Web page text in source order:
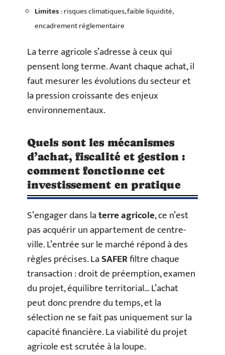
Limites: risques climatiques, faible liquidité,
encadrement réglementaire
La terre agricole s’adresse à ceux qui
pensent long terme. Avant chaque achat, il
faut mesurer les évolutions du secteur et
la pression croissante des enjeux
environnementaux.
Quels sont les mécanismes
d’achat, fiscalité et gestion :
comment fonctionne cet
investissement en pratique
S’engager dans laterre agricole, ce n’est
pas acquérir un appartement de centre-
ville. L’entrée sur le marché répond à des
règles précises. LaSAFERfiltre chaque
transaction : droit de préemption, examen
du projet, équilibre territorial… L’achat
peut donc prendre du temps, et la
sélection ne se fait pas uniquement sur la
capacité financière. La viabilité du projet
agricole est scrutée à la loupe.